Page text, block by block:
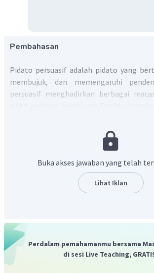
Pembahasan
Pidato persuasif adalah pidato yang
membujuk, dan memengaruhi
persuasif menghadirkan berbagai
merupakan bagian inti
gagasan, alasan, berbagai data
berupa imbauan atau ajakan
bagian ini. Orator menjelaskan secara
hal-hal yang terkait dengan pendapat,
Berdasarkan penjelasan tersebut,
butir-butir pokoknya.
1) Pada paragraf:Namun, biasanya,
Buka akses jawaban yang telah
Lihat Iklan
Perdalam pemahamanmu bersama
di sesi Live Teaching,